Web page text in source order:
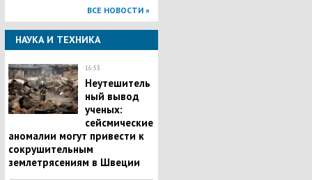
ВСЕ НОВОСТИ »
НАУКА И ТЕХНИКА
16:53
Неутешитель
ный вывод
ученых:
сейсмические
аномалии могут привести к
сокрушительным
землетрясениям в Швеции